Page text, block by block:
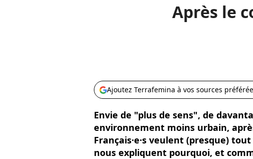
Après le
Ajoutez Terrafemina à vos sources
Envie de "plus de sens", de
environnement moins urbain,
Français·e·s veulent (presque)
nous expliquent pourquoi, et